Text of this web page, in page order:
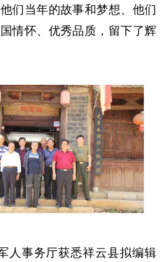
们当年的故事和梦想、他们
情怀、优秀品质，留下了辉
人事务厅获悉祥云县拟编辑